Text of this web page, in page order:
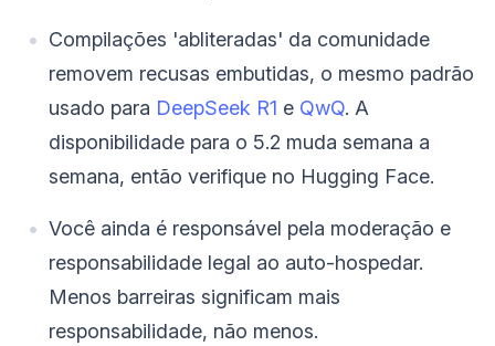
Compilações 'abliteradas' da comunidade
removem recusas embutidas, o mesmo padrão
usado para DeepSeek R1 e QwQ. A
disponibilidade para o 5.2 muda semana a
semana, então verifique no Hugging Face.
Você ainda é responsável pela moderação e
responsabilidade legal ao auto-hospedar.
Menos barreiras significam mais
responsabilidade, não menos.